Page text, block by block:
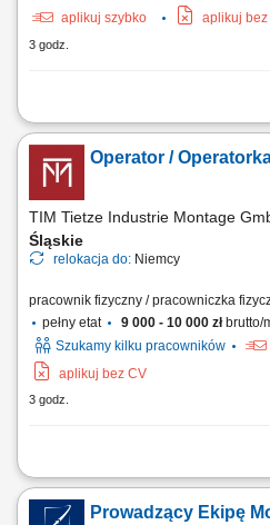
aplikuj szybko
aplikuj bez
3 godz.
Opis stanowiska: Pozyskiwanie
rozwój współpracy z obecnymi
transportu międzynarodowego i
rozmów handlowych, spotkań oraz
Negocjowanie warunków...
Operator /
TIM Tietze Industrie Montage
Śląskie
relokacja do: Niemcy
pracownik fizyczny / pracowniczka
pełny etat
9 000 - 10 000 złbrutto/
Szukamy kilku pracowników
aplikuj bez CV
3 godz.
Opis stanowiska: obsługa wózka
logistycznego na terenie zakładu,
materiałów na linię produkcyjną,
Prowadzący Ekipę